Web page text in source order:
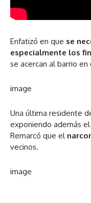
Enfatizó en que se
especialmente los
se acercan al barrio
image
Una última residente
exponiendo además
Remarcó que el
vecinos.
image